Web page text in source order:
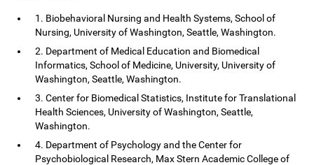
1. Biobehavioral Nursing and Health Systems, School of
Nursing, University of Washington, Seattle, Washington.
2. Department of Medical Education and Biomedical
Informatics, School of Medicine, University, University of
Washington, Seattle, Washington.
3. Center for Biomedical Statistics, Institute for Translational
Health Sciences, University of Washington, Seattle,
Washington.
4. Department of Psychology and the Center for
Psychobiological Research, Max Stern Academic College of